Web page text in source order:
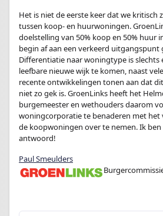
Het is niet de eerste keer dat we kritisch
tussen koop- en huurwoningen.
doelstelling van 50% koop en 50% huur
begin af aan een verkeerd uitgangspunt
Differentiatie naar woningtype is slechts
leefbare nieuwe wijk te komen, naast
recente ontwikkelingen tonen aan dat
niet zo gek is. GroenLinks heeft het
burgemeester en wethouders daarom
woningcorporatie te benaderen met het
de koopwoningen over te nemen. Ik
antwoord!
Paul Smeulders